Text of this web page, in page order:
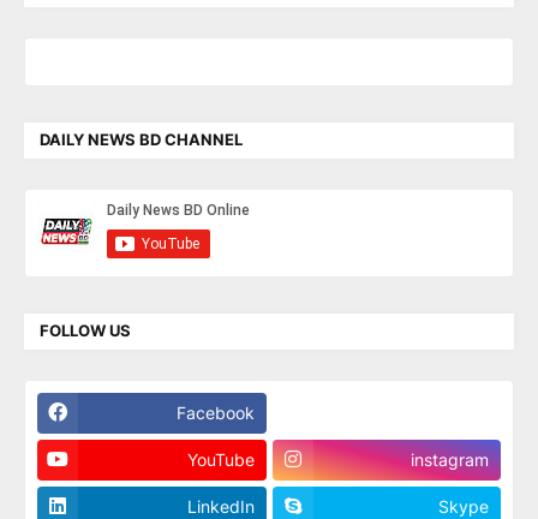
DAILY NEWS BD CHANNEL
FOLLOW US
Facebook
YouTube instagram
LinkedIn Skype